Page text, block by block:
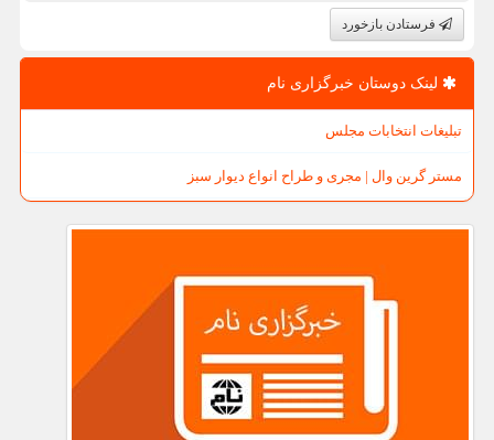
فرستادن بازخورد
لینک دوستان خبرگزاری نام
تبلیغات انتخابات مجلس
مستر گرین وال | مجری و طراح انواع دیوار سبز